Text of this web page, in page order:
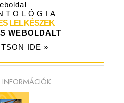
LELKÉSZEK
WEBOLDALT
IDE »
INFORMÁCIÓK